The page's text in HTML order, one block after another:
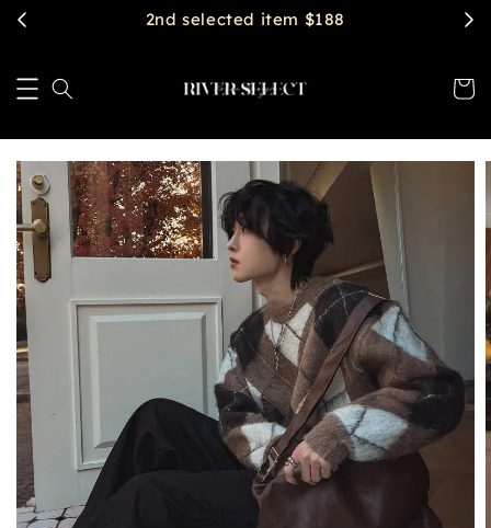
2nd selected item $188